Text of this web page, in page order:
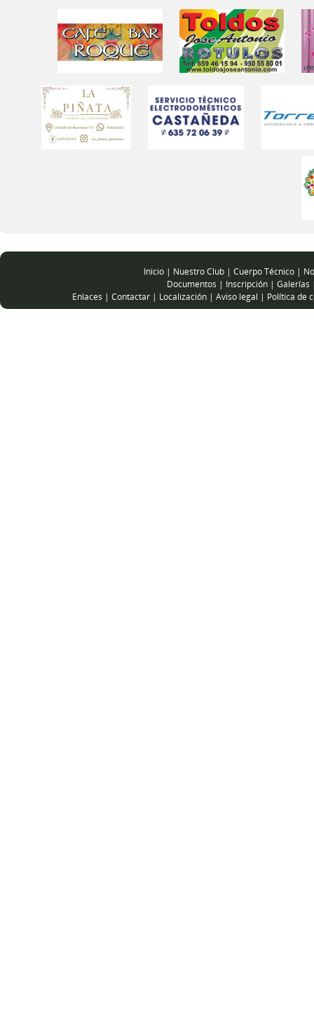
Inicio | Nuestro Club | Cuerpo Técnico |
Documentos | Inscripción | Galerías
Enlaces | Contactar | Localización | Aviso legal | Política de